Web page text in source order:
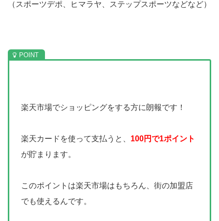
（スポーツデポ、ヒマラヤ、ステップスポーツなどなど）
楽天市場でショッピングをする方に朗報です！
楽天カードを使って支払うと、 100円で1ポイント
が貯まります。
このポイントは楽天市場はもちろん、街の加盟店
でも使えるんです。